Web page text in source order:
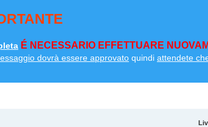
É NECESSARIO EFFETTUARE
dovrà essere approvato quindi attendete